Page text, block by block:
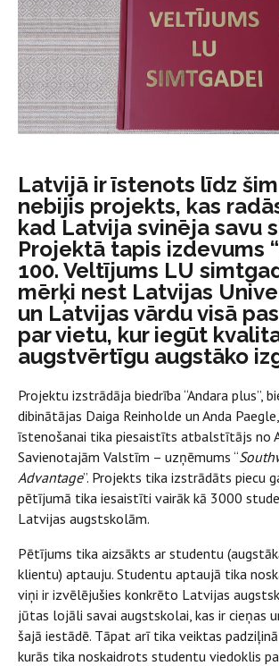
Latvijā ir īstenots līdz
nebijis projekts, kas
kad Latvija svinēja savu
Projektā tapis izdevums
100. Veltījums LU
mērķi nest Latvijas
un Latvijas vārdu visā
par vietu, kur iegūt
augstvērtīgu augstāko
Projektu izstrādāja biedrība “Andara plus”,
dibinātājas Daiga Reinholde un Anda
īstenošanai tika piesaistīts atbalstītājs no
Savienotajām Valstīm – uzņēmums “
Advantage”. Projekts tika izstrādāts piecu
pētījumā tika iesaistīti vairāk kā 3000
Latvijas augstskolām.
Pētījums tika aizsākts ar studentu
klientu) aptauju. Studentu aptaujā tika
viņi ir izvēlējušies konkrēto Latvijas
jūtas lojāli savai augstskolai, kas ir cieņas
šajā iestādē. Tāpat arī tika veiktas
kurās tika noskaidrots studentu viedoklis